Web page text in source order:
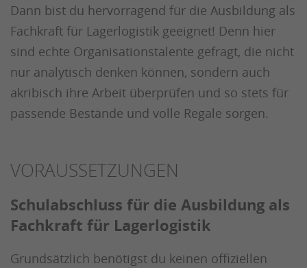
Dann bist du hervorragend für die Ausbildung als
Fachkraft für Lagerlogistik geeignet! Denn hier
sind echte Organisationstalente gefragt, die nicht
nur analytisch denken können, sondern auch
akribisch ihre Arbeit überprüfen und so stets für
passende Bestände und volle Regale sorgen.
VORAUSSETZUNGEN
Schulabschluss für die Ausbildung als
Fachkraft für Lagerlogistik
Grundsätzlich benötigst du keinen offiziellen